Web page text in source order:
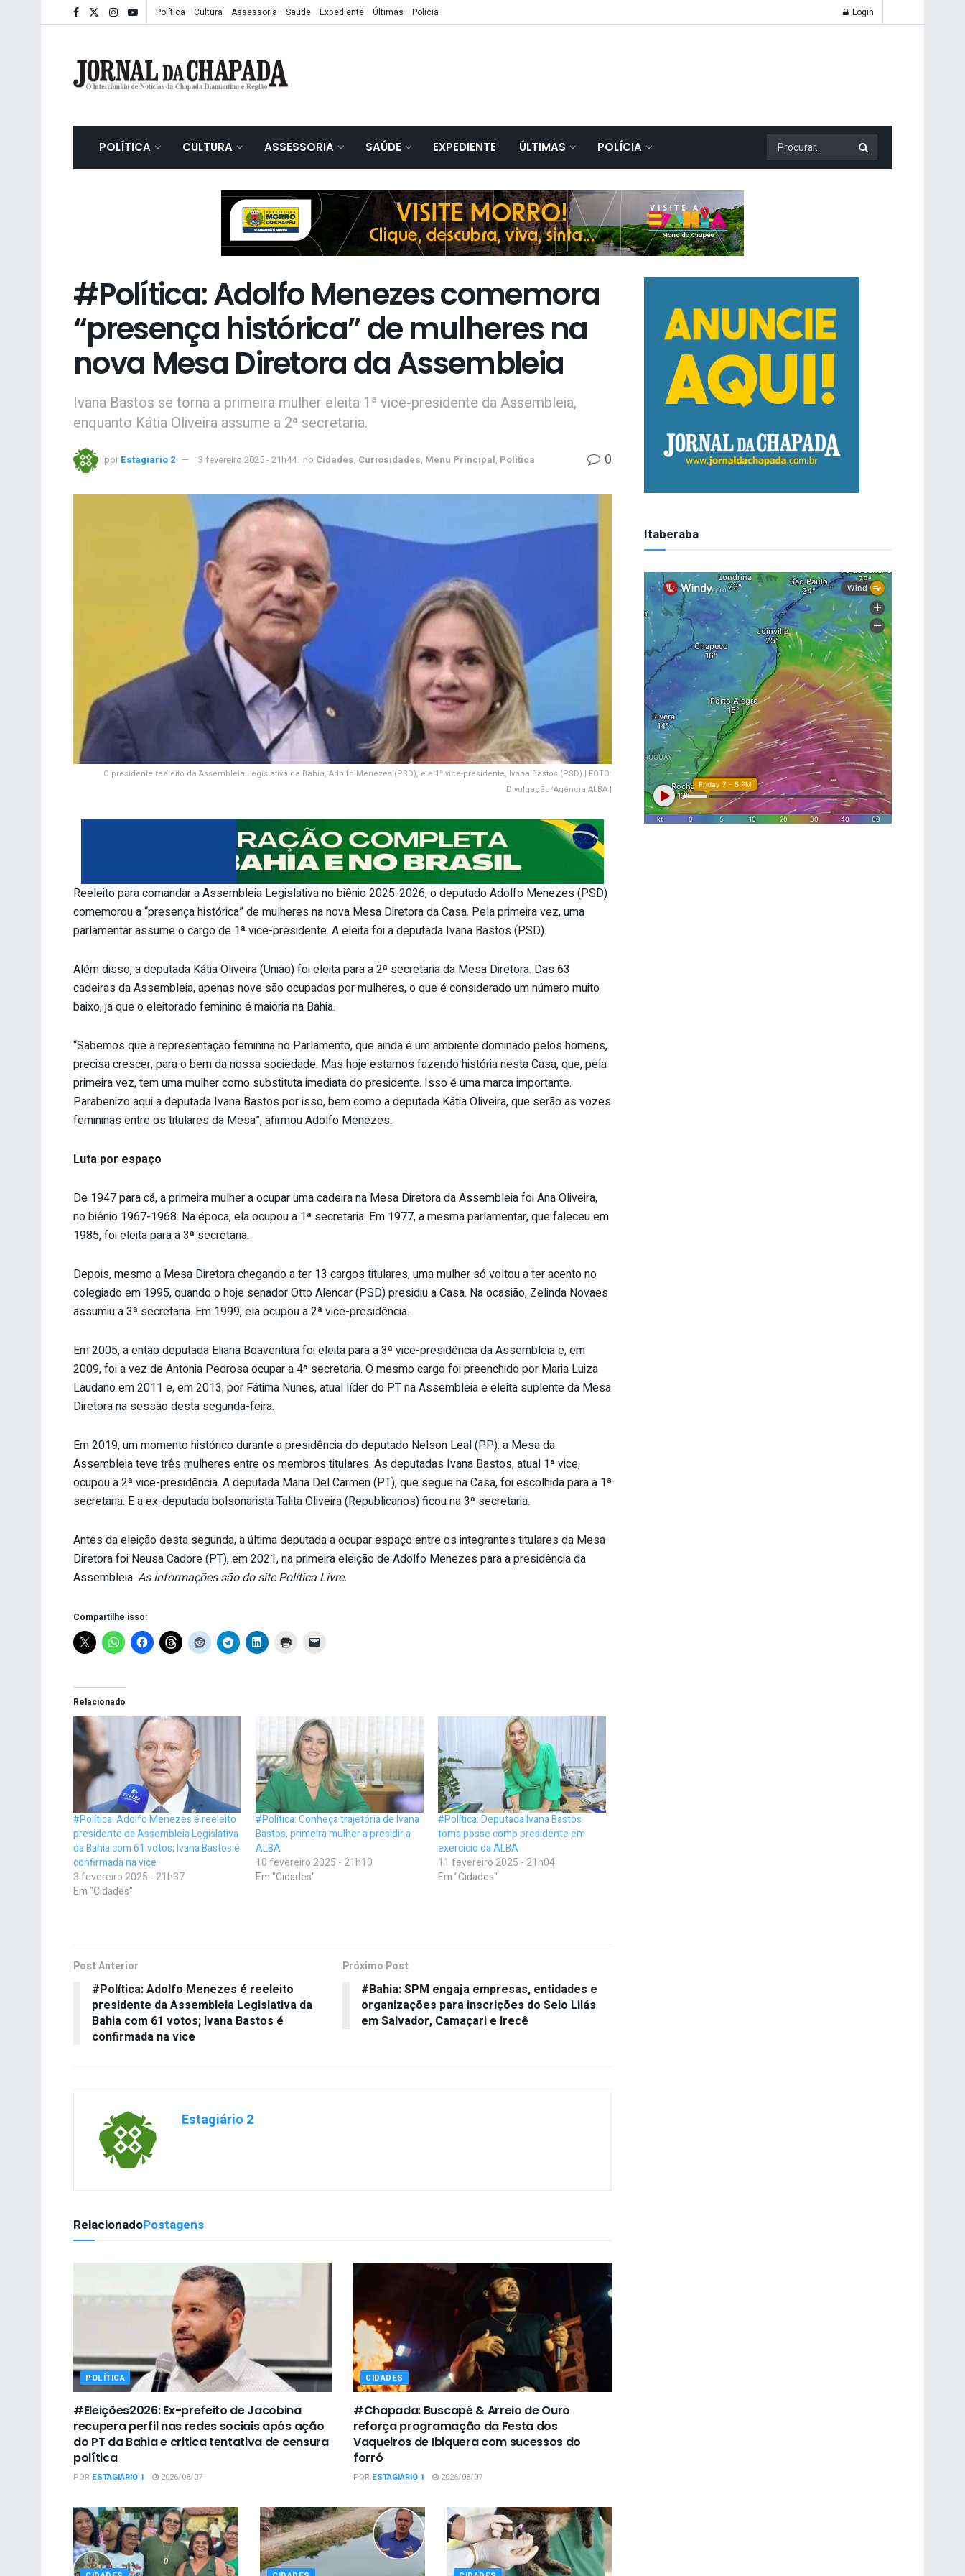
Política Cultura Assessoria Saúde Expediente Últimas Polícia Login
POLÍTICA CULTURA ASSESSORIA SAÚDE EXPEDIENTE ÚLTIMAS POLÍCIA
#Política: Adolfo Menezes comemora
“presença histórica” de mulheres na
nova Mesa Diretora da Assembleia
Ivana Bastos se torna a primeira mulher eleita 1ª vice-presidente da Assembleia,
enquanto Kátia Oliveira assume a 2ª secretaria.
por Estagiário 2 3 fevereiro 2025 - 21h44 no Cidades, Curiosidades, Menu Principal, Política 0
O presidente reeleito da Assembleia Legislativa da Bahia, Adolfo Menezes (PSD), e a 1ª vice-presidente, Ivana Bastos (PSD) | FOTO:
Divulgação/Agência ALBA |
Reeleito para comandar a Assembleia Legislativa no biênio 2025-2026, o deputado Adolfo Menezes (PSD)
comemorou a “presença histórica” de mulheres na nova Mesa Diretora da Casa. Pela primeira vez, uma
parlamentar assume o cargo de 1ª vice-presidente. A eleita foi a deputada Ivana Bastos (PSD).
Além disso, a deputada Kátia Oliveira (União) foi eleita para a 2ª secretaria da Mesa Diretora. Das 63
cadeiras da Assembleia, apenas nove são ocupadas por mulheres, o que é considerado um número muito
baixo, já que o eleitorado feminino é maioria na Bahia.
“Sabemos que a representação feminina no Parlamento, que ainda é um ambiente dominado pelos homens,
precisa crescer, para o bem da nossa sociedade. Mas hoje estamos fazendo história nesta Casa, que, pela
primeira vez, tem uma mulher como substituta imediata do presidente. Isso é uma marca importante.
Parabenizo aqui a deputada Ivana Bastos por isso, bem como a deputada Kátia Oliveira, que serão as vozes
femininas entre os titulares da Mesa”, afirmou Adolfo Menezes.
Luta por espaço
De 1947 para cá, a primeira mulher a ocupar uma cadeira na Mesa Diretora da Assembleia foi Ana Oliveira,
no biênio 1967-1968. Na época, ela ocupou a 1ª secretaria. Em 1977, a mesma parlamentar, que faleceu em
1985, foi eleita para a 3ª secretaria.
Depois, mesmo a Mesa Diretora chegando a ter 13 cargos titulares, uma mulher só voltou a ter acento no
colegiado em 1995, quando o hoje senador Otto Alencar (PSD) presidiu a Casa. Na ocasião, Zelinda Novaes
assumiu a 3ª secretaria. Em 1999, ela ocupou a 2ª vice-presidência.
Em 2005, a então deputada Eliana Boaventura foi eleita para a 3ª vice-presidência da Assembleia e, em
2009, foi a vez de Antonia Pedrosa ocupar a 4ª secretaria. O mesmo cargo foi preenchido por Maria Luiza
Laudano em 2011 e, em 2013, por Fátima Nunes, atual líder do PT na Assembleia e eleita suplente da Mesa
Diretora na sessão desta segunda-feira.
Em 2019, um momento histórico durante a presidência do deputado Nelson Leal (PP): a Mesa da
Assembleia teve três mulheres entre os membros titulares. As deputadas Ivana Bastos, atual 1ª vice,
ocupou a 2ª vice-presidência. A deputada Maria Del Carmen (PT), que segue na Casa, foi escolhida para a 1ª
secretaria. E a ex-deputada bolsonarista Talita Oliveira (Republicanos) ficou na 3ª secretaria.
Antes da eleição desta segunda, a última deputada a ocupar espaço entre os integrantes titulares da Mesa
Diretora foi Neusa Cadore (PT), em 2021, na primeira eleição de Adolfo Menezes para a presidência da
Assembleia. As informações são do site Política Livre.
Compartilhe isso:
Relacionado
#Política: Adolfo Menezes é reeleito
presidente da Assembleia Legislativa
da Bahia com 61 votos; Ivana Bastos é
confirmada na vice
3 fevereiro 2025 - 21h37
Em "Cidades"
#Política: Conheça trajetória de Ivana
Bastos, primeira mulher a presidir a
ALBA
10 fevereiro 2025 - 21h10
Em "Cidades"
#Política: Deputada Ivana Bastos
toma posse como presidente em
exercício da ALBA
11 fevereiro 2025 - 21h04
Em "Cidades"
Post Anterior
#Política: Adolfo Menezes é reeleito
presidente da Assembleia Legislativa da
Bahia com 61 votos; Ivana Bastos é
confirmada na vice
Próximo Post
#Bahia: SPM engaja empresas, entidades e
organizações para inscrições do Selo Lilás
em Salvador, Camaçari e Irecê
Estagiário 2
RelacionadoPostagens
POLÍTICA
#Eleições2026: Ex-prefeito de Jacobina
recupera perfil nas redes sociais após ação
do PT da Bahia e critica tentativa de censura
política
POR ESTAGIÁRIO 1 2026/08/07
CIDADES
#Chapada: Buscapé & Arreio de Ouro
reforça programação da Festa dos
Vaqueiros de Ibiquera com sucessos do
forró
POR ESTAGIÁRIO 1 2026/08/07
Itaberaba